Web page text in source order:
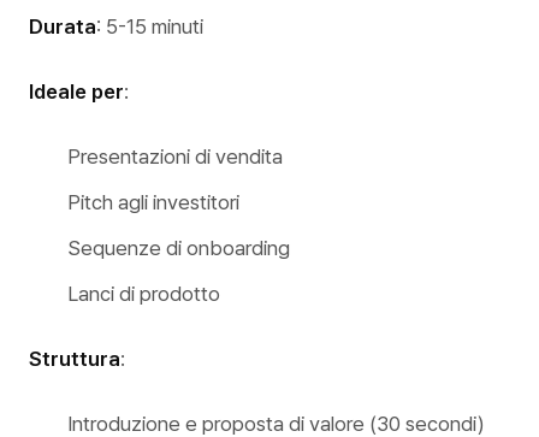
Durata: 5-15 minuti
Ideale per:
Presentazioni di vendita
Pitch agli investitori
Sequenze di onboarding
Lanci di prodotto
Struttura:
Introduzione e proposta di valore (30 secondi)